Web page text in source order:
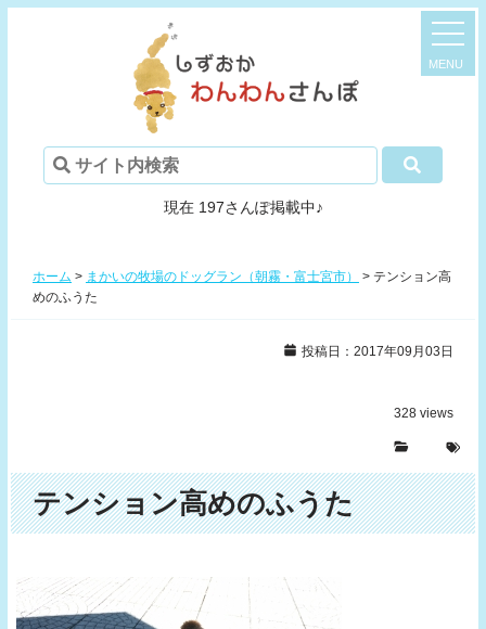
現在 197さんぽ掲載中♪
ホーム > まかいの牧場のドッグラン（朝霧・富士宮市） > テンション高
めのふうた
投稿日：2017年09月03日
328 views
テンション高めのふうた